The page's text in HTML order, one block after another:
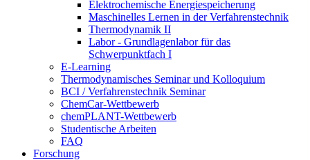
Elektrochemische Energiespeicherung
Maschinelles Lernen in der Verfahrenstechnik
Thermodynamik II
Labor - Grundlagenlabor für das
Schwerpunktfach I
E-Learning
Thermodynamisches Seminar und Kolloquium
BCI / Verfahrenstechnik Seminar
ChemCar-Wettbewerb
chemPLANT-Wettbewerb
Studentische Arbeiten
FAQ
Forschung